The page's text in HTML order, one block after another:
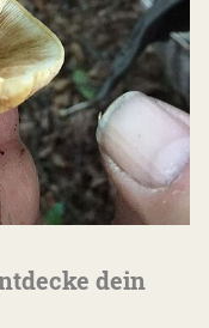
dein